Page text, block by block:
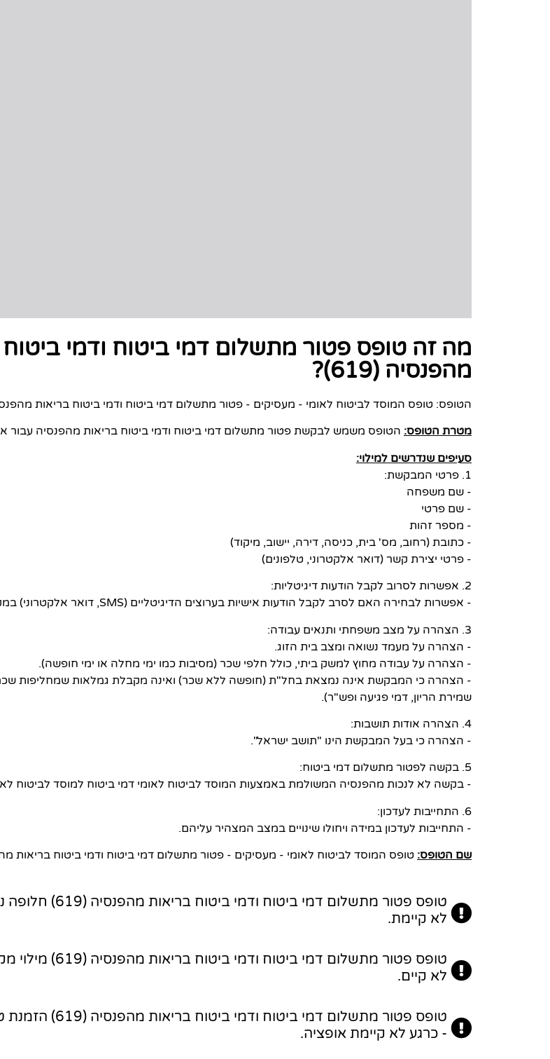
מה זה טופס פטור מתשלום דמי ביטוח ודמי ביטוח
מהפנסיה (619)?
הטופס: טופס המוסד לביטוח לאומי - מעסיקים - פטור מתשלום דמי ביטוח ודמי ביטוח בריאות מהפנסיה
מטרת הטופס: הטופס משמש לבקשת פטור מתשלום דמי ביטוח ודמי ביטוח בריאות מהפנסיה עבור
סעיפים שנדרשים למילוי:
1. פרטי המבקשת:
- שם משפחה
- שם פרטי
- מספר זהות
- כתובת (רחוב, מס' בית, כניסה, דירה, יישוב, מיקוד)
- פרטי יצירת קשר (דואר אלקטרוני, טלפונים)
2. אפשרות לסרוב לקבל הודעות דיגיטליות:
- אפשרות לבחירה האם לסרב לקבל הודעות אישיות בערוצים הדיגיטליים (SMS, דואר אלקטרוני) במקום דואר רגיל.
3. הצהרה על מצב משפחתי ותנאים עבודה:
- הצהרה על מעמד נשואה ומצב בית הזוג.
- הצהרה על עבודה מחוץ למשק ביתי, כולל חלפי שכר (מסיבות כמו ימי מחלה או ימי חופשה).
- הצהרה כי המבקשת אינה נמצאת בחל"ת (חופשה ללא שכר) ואינה מקבלת גמלאות שמחליפות
שמירת הריון, דמי פגיעה ופש"ר).
4. הצהרה אודות תושבות:
- הצהרה כי בעל המבקשת הינו "תושב ישראל".
5. בקשה לפטור מתשלום דמי ביטוח:
- בקשה לא לנכות מהפנסיה המשולמת באמצעות המוסד לביטוח לאומי דמי ביטוח למוסד לביטוח
6. התחייבות לעדכון:
- התחייבות לעדכון במידה ויחולו שינויים במצב המצהיר עליהם.
שם הטופס: טופס המוסד לביטוח לאומי - מעסיקים - פטור מתשלום דמי ביטוח ודמי ביטוח בריאות
טופס פטור מתשלום דמי ביטוח
לא קיימת.
טופס פטור מתשלום דמי ביטוח ודמי
לא קיים.
טופס פטור מתשלום דמי ביטוח
- כרגע לא קיימת אופציה.